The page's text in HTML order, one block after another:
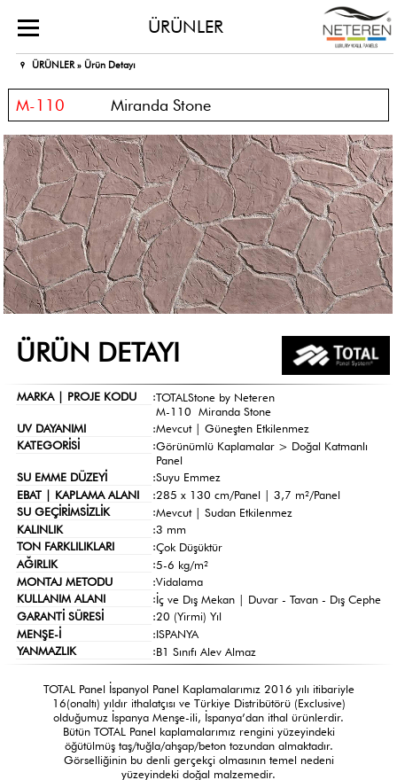
ÜRÜNLER
ÜRÜNLER » Ürün Detayı
M-110 Miranda Stone
ÜRÜN DETAYI
MARKA | PROJE KODU :TOTALStone by Neteren
M-110 Miranda Stone
UV DAYANIMI
:Mevcut | Güneşten Etkilenmez
KATEGORİSİ
:Görünümlü Kaplamalar > Doğal Katmanlı
Panel
SU EMME DÜZEYİ
:Suyu Emmez
EBAT | KAPLAMA ALANI
:285 x 130 cm/Panel | 3,7 m²/Panel
SU GEÇİRİMSİZLİK
:Mevcut | Sudan Etkilenmez
KALINLIK
:3 mm
TON FARKLILIKLARI
:Çok Düşüktür
AĞIRLIK
:5-6 kg/m²
MONTAJ METODU
:Vidalama
KULLANIM ALANI
:İç ve Dış Mekan | Duvar - Tavan - Dış Cephe
GARANTİ SÜRESİ
:20 (Yirmi) Yıl
MENŞE-İ
:ISPANYA
YANMAZLIK
:B1 Sınıfı Alev Almaz
TOTAL Panel İspanyol Panel Kaplamalarımız 2016 yılı itibariyle
16(onaltı) yıldır ithalatçısı ve Türkiye Distribütörü (Exclusive)
olduğumuz İspanya Menşe-ili, İspanya’dan ithal ürünlerdir.
Bütün TOTAL Panel kaplamalarımız rengini yüzeyindeki
öğütülmüş taş/tuğla/ahşap/beton tozundan almaktadır.
Görselliğinin bu denli gerçekçi olmasının temel nedeni
yüzeyindeki doğal malzemedir.